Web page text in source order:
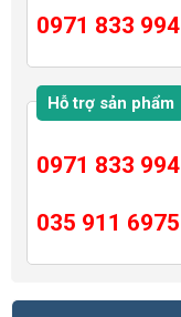
0971 833 994
Hỗ trợ sản phẩm
0971 833 994
035 911 6975